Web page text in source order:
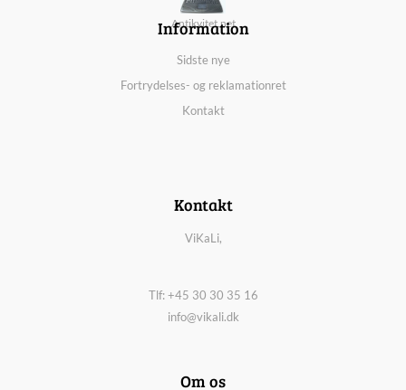
Antikvitet.net
Information
Sidste nye
Fortrydelses- og reklamationret
Kontakt
Kontakt
ViKaLi,
Tlf: +45 30 30 35 16
info@vikali.dk
Om os